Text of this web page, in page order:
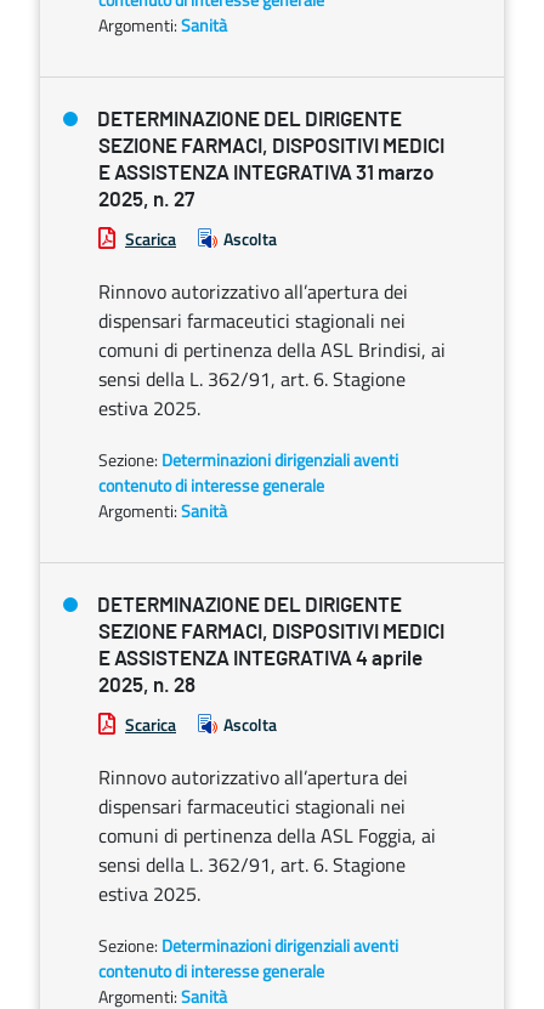
Argomenti:Sanità
DETERMINAZIONE DEL DIRIGENTE
SEZIONE FARMACI, DISPOSITIVI MEDICI
E ASSISTENZA INTEGRATIVA 31 marzo
2025, n. 27
Scarica Ascolta
Rinnovo autorizzativo all’apertura dei
dispensari farmaceutici stagionali nei
comuni di pertinenza della ASL Brindisi, ai
sensi della L. 362/91, art. 6. Stagione
estiva 2025.
Sezione: Determinazioni dirigenziali aventi
contenuto di interesse generale
Argomenti:Sanità
DETERMINAZIONE DEL DIRIGENTE
SEZIONE FARMACI, DISPOSITIVI MEDICI
E ASSISTENZA INTEGRATIVA 4 aprile
2025, n. 28
Scarica Ascolta
Rinnovo autorizzativo all’apertura dei
dispensari farmaceutici stagionali nei
comuni di pertinenza della ASL Foggia, ai
sensi della L. 362/91, art. 6. Stagione
estiva 2025.
Sezione: Determinazioni dirigenziali aventi
contenuto di interesse generale
Argomenti:Sanità